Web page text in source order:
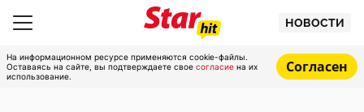
НОВОСТИ
На информационном ресурсе применяются cookie-файлы.
Оставаясь на сайте, вы подтверждаете свое согласие на их
использование.
Согласен